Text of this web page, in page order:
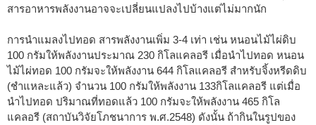
สารอาหารพลังงานอาจจะเปลี่ยนแปลงไปบ้างแต่ไม่มากนัก
การนำแมลงไปทอด สารพลังงานเพิ่ม 3-4 เท่า เช่น หนอนไม้ไผ่ดิบ
100 กรัมให้พลังงานประมาณ 230 กิโลแคลอรี เมื่อนำไปทอด หนอน
ไม้ไผ่ทอด 100 กรัมจะให้พลังงาน 644 กิโลแคลอรี สำหรับจิ้งหรีดดิบ
(ชำแหละแล้ว) จำนวน 100 กรัมให้พลังงาน 133กิโลแคลอรี แต่เมื่อ
นำไปทอด ปริมาณที่ทอดแล้ว 100 กรัมจะให้พลังงาน 465 กิโล
แคลอรี (สถาบันวิจัยโภชนาการ พ.ศ.2548) ดังนั้น ถ้ากินในรูปของ